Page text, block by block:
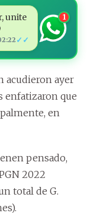
unite
✓✓
1
acudieron ayer
enfatizaron que
en
pensado,
2022
total de G.